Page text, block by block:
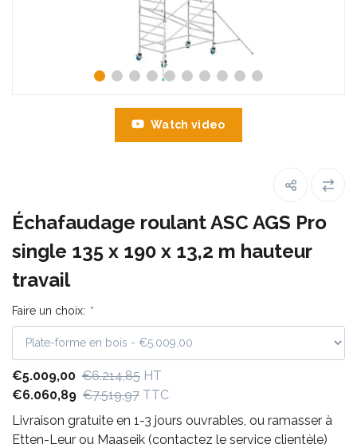
Watch video
Échafaudage roulant ASC AGS Pro
single 135 x 190 x 13,2 m hauteur
travail
Faire un choix: *
€5.009,00 €6.214,85 HT
€6.060,89 €7.519,97 TTC
Livraison gratuite en 1-3 jours ouvrables, ou ramasser à
Etten-Leur ou Maaseik (contactez le service clientèle)